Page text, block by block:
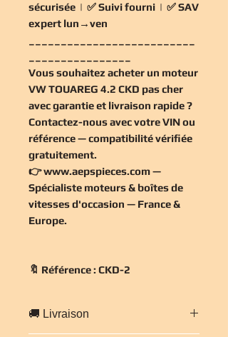
sécurisée | ✅Suivi fourni | ✅SAV
expert lun→ven
Vous souhaitez acheter un moteur
VW TOUAREG 4.2 CKD pas cher
avec garantie et livraison rapide ?
Contactez-nous avec votre VIN ou
référence — compatibilité vérifiée
gratuitement.
👉www.aepspieces.com—
Spécialiste moteurs & boîtes de
vitesses d'occasion — France &
Europe.
🔖 Référence : CKD-2
🚚 Livraison